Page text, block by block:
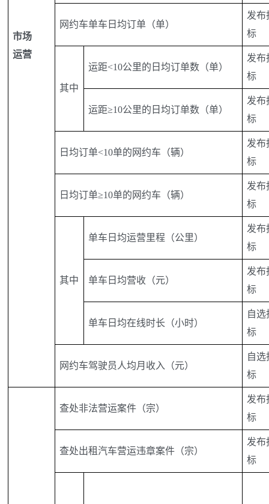
市场
运营
网约车单车日均订单（单）
发布
标
其中
运距<10公里的日均订单数（单）
发布
标
运距≥10公里的日均订单数（单）
发布
标
日均订单<10单的网约车（辆）
发布
标
日均订单≥10单的网约车（辆）
发布
标
其中
单车日均运营里程（公里）
发布
标
单车日均营收（元）
发布
标
单车日均在线时长（小时）
自选
标
网约车驾驶员人均月收入（元）
自选
标
查处非法营运案件（宗）
发布
标
查处出租汽车营运违章案件（宗）
发布
标